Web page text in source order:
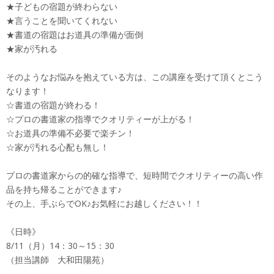
★子どもの宿題が終わらない
★言うことを聞いてくれない
★書道の宿題はお道具の準備が面倒
★家が汚れる
そのようなお悩みを抱えている方は、この講座を受けて頂くとこう
なります！
☆書道の宿題が終わる！
☆プロの書道家の指導でクオリティーが上がる！
☆お道具の準備不必要で楽チン！
☆家が汚れる心配も無し！
プロの書道家からの的確な指導で、短時間でクオリティーの高い作
品を持ち帰ることができます♪
その上、手ぶらでOK♪お気軽にお越しください！！
《日時》
8/11（月）14：30～15：30
（担当講師 大和田陽苑）